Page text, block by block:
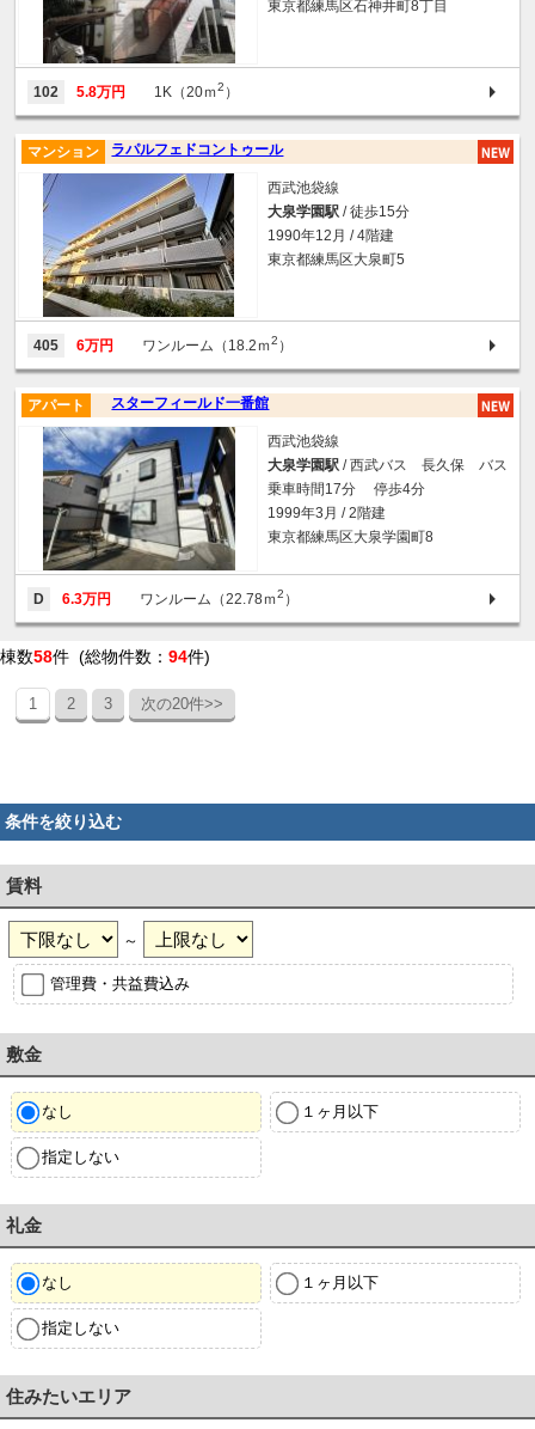
東京都練馬区石神井町8丁目
102 5.8万円 1K（20ｍ2 ）
ラパルフェドコントゥール
マンション
西武池袋線
大泉学園駅 / 徒歩15分
1990年12月 / 4階建
東京都練馬区大泉町5
405 6万円 ワンルーム（18.2ｍ2 ）
スターフィールド一番館
アパート
西武池袋線
大泉学園駅 / 西武バス 長久保 バス
乗車時間17分 停歩4分
1999年3月 / 2階建
東京都練馬区大泉学園町8
D 6.3万円 ワンルーム（22.78ｍ2 ）
棟数58件 (総物件数： 94件)
1 2 3 次の20件>>
条件を絞り込む
賃料
～
管理費・共益費込み
敷金
なし １ヶ月以下
指定しない
礼金
なし １ヶ月以下
指定しない
住みたいエリア